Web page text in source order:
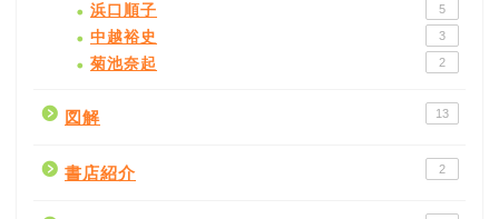
浜口順子 5
中越裕史 3
菊池奈起 2
図解 13
書店紹介 2